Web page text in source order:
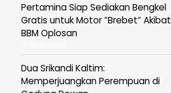
Pertamina Siap Sediakan Bengkel
Gratis untuk Motor ”Brebet” Akibat
BBM Oplosan
Dua Srikandi Kaltim:
Memperjuangkan Perempuan di